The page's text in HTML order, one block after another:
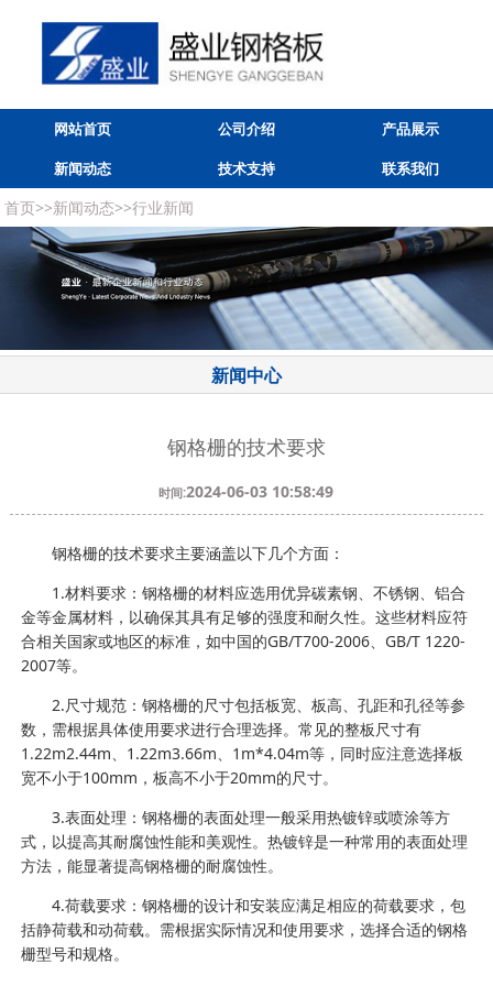
网站首页 公司介绍
产品展示
新闻动态
技术支持 联系我们
首页>>新闻动态>>行业新闻
新闻中心
钢格栅的技术要求
时间:2024-06-03 10:58:49
钢格栅的技术要求主要涵盖以下几个方面：
1.材料要求：钢格栅的材料应选用优异碳素钢、不锈钢、铝合
金等金属材料，以确保其具有足够的强度和耐久性。这些材料应符
合相关国家或地区的标准，如中国的GB/T700-2006、GB/T 1220-
2007等。
2.尺寸规范：钢格栅的尺寸包括板宽、板高、孔距和孔径等参
数，需根据具体使用要求进行合理选择。常见的整板尺寸有
1.22m2.44m、1.22m3.66m、1m*4.04m等，同时应注意选择板
宽不小于100mm，板高不小于20mm的尺寸。
3.表面处理：钢格栅的表面处理一般采用热镀锌或喷涂等方
式，以提高其耐腐蚀性能和美观性。热镀锌是一种常用的表面处理
方法，能显著提高钢格栅的耐腐蚀性。
4.荷载要求：钢格栅的设计和安装应满足相应的荷载要求，包
括静荷载和动荷载。需根据实际情况和使用要求，选择合适的钢格
栅型号和规格。